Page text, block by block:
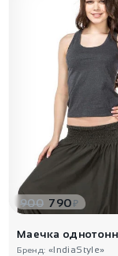
900 790₽
Бренд: «IndiaStyle»